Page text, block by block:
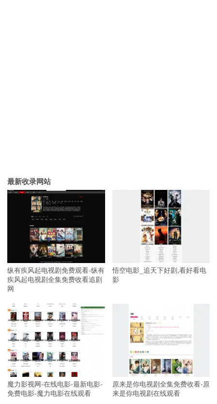
最新收录网站
纵有疾风起电视剧免费观看-纵有
疾风起电视剧全集免费收看追剧
网
悟空电影_追天下好剧,看好看电
影
魔力影视网-在线电影-最新电影-
免费电影-魔力电影在线观看
原来是你电视剧全集免费收看-原
来是你电视剧在线观看